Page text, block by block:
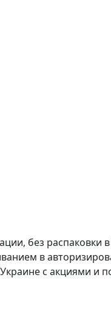
без распаковки в
в
с акциями и